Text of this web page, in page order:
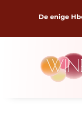
De enige